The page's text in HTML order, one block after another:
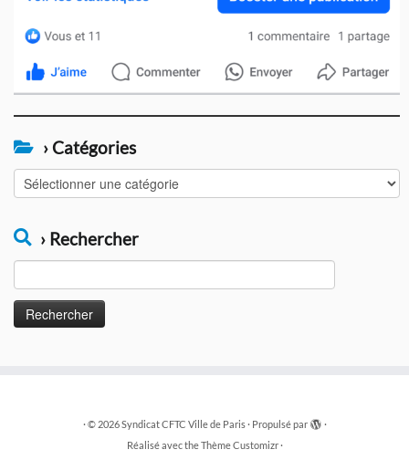
› Catégories
Catégories
› Rechercher
·© 2026Syndicat CFTC Ville de Paris · Propulsé par
·
Réalisé avec theThème Customizr·